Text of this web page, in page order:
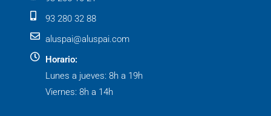
93 280 32 88
aluspai@aluspai.com
Horario:
Lunes a jueves: 8h a 19h
Viernes: 8h a 14h